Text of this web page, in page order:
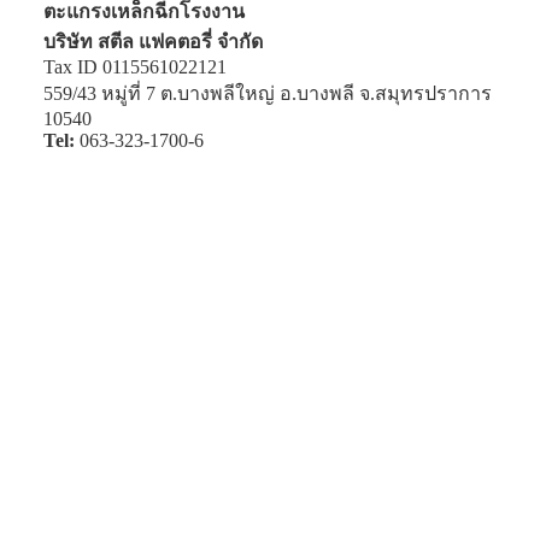
ตะแกรงเหล็กฉีกโรงงาน
บริษัท สตีล แฟคตอรี่ จำกัด
Tax ID 0115561022121
559/43 หมู่ที่ 7 ต.บางพลีใหญ่ อ.บางพลี จ.สมุทรปราการ
10540
Tel: 063-323-1700-6